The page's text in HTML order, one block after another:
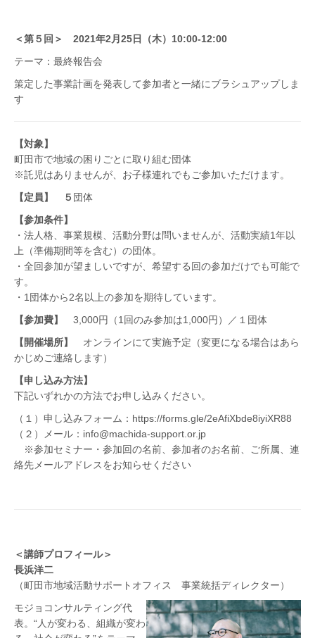
＜第５回＞ 2021年2月25日（木）10:00-12:00
テーマ：最終報告会
策定した事業計画を発表して参加者と一緒にブラシュアップしま
す
【対象】
町田市で地域の困りごとに取り組む団体
※託児はありませんが、お子様連れでもご参加いただけます。
【定員】 ５ 団体
【参加条件】
・法人格、事業規模、活動分野は問いませんが、活動実績1年以
上（準備期間等を含む）の団体。
・全回参加が望ましいですが、希望する回の参加だけでも可能で
す。
・1団体から2名以上の参加を期待しています。
【参加費】
3,000円（1回のみ参加は1,000円）／１団体
【開催場所】
オンラインにて実施予定（変更になる場合はあら
かじめご連絡します）
【申し込み方法】
下記いずれかの方法でお申し込みください。
（１）申し込みフォーム：https://forms.gle/2eAfiXbde8iyiXR88
（２）メール：info@machida-support.or.jp
※参加セミナー・参加回の名前、参加者のお名前、ご所属、連
絡先メールアドレスをお知らせください
＜講師プロフィール＞
長浜洋二
（町田市地域活動サポートオフィス 事業統括ディレクター）
モジョコンサルティング代
表。“人が変わる、組織が変わ